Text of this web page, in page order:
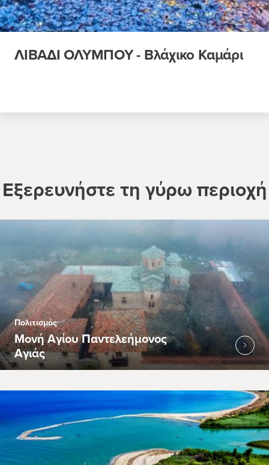
ΛΙΒΑΔΙ ΟΛΥΜΠΟΥ - Βλάχικο Καμάρι
Εξερευνήστε τη γύρω περιοχή
Πολιτισμός
Μονή Αγίου Παντελεήμονος
Αγιάς